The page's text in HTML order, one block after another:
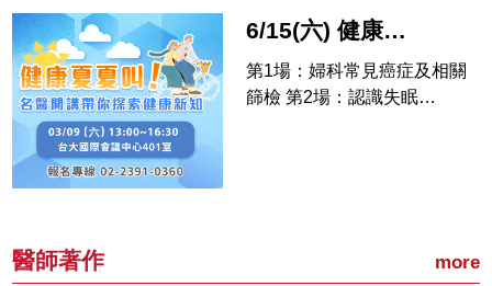
6/15(六) 健康公益講座︰健康夏夏叫！名醫開講帶你探索健康新知
第1場：婦科常見癌症及相關
篩檢 第2場：認識失眠…
醫師著作 more